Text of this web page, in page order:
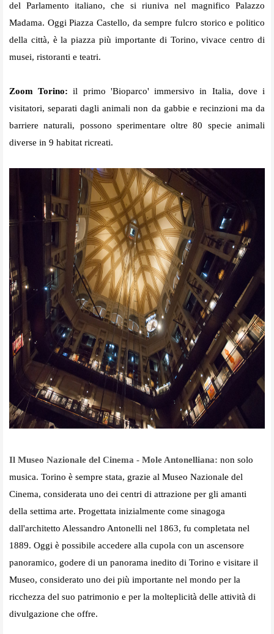
del Parlamento italiano, che si riuniva nel magnifico Palazzo
Madama. Oggi Piazza Castello, da sempre fulcro storico e politico
della città, è la piazza più importante di Torino, vivace centro di
musei, ristoranti e teatri.
Zoom Torino: il primo 'Bioparco' immersivo in Italia, dove i
visitatori, separati dagli animali non da gabbie e recinzioni ma da
barriere naturali, possono sperimentare oltre 80 specie animali
diverse in 9 habitat ricreati.
Il Museo Nazionale del Cinema - Mole Antonelliana: non solo
musica. Torino è sempre stata, grazie al Museo Nazionale del
Cinema, considerata uno dei centri di attrazione per gli amanti
della settima arte. Progettata inizialmente come sinagoga
dall'architetto Alessandro Antonelli nel 1863, fu completata nel
1889. Oggi è possibile accedere alla cupola con un ascensore
panoramico, godere di un panorama inedito di Torino e visitare il
Museo, considerato uno dei più importante nel mondo per la
ricchezza del suo patrimonio e per la molteplicità delle attività di
divulgazione che offre.